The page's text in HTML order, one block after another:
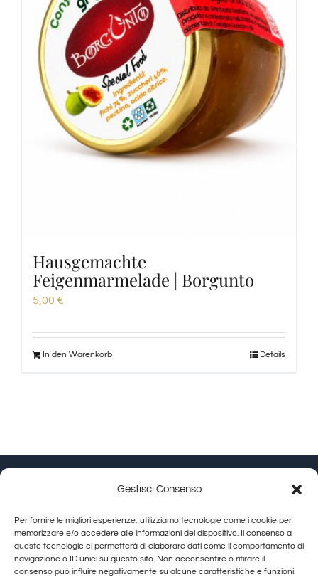
Gestisci Consenso
Per fornire le migliori esperienze, utilizziamo tecnologie come i cookie per
memorizzare e/o accedere alle informazioni del dispositivo. Il consenso a
queste tecnologie ci permetterà di elaborare dati come il comportamento di
navigazione o ID unici su questo sito. Non acconsentire o ritirare il
consenso può influire negativamente su alcune caratteristiche e funzioni.
Hausgemachte
Feigenmarmelade | Borgunto
5,00 €
In den Warenkorb Details
Calamandrei-Straße 145 Arezzo (AR) |Cookie Policy|
Privacy Policy